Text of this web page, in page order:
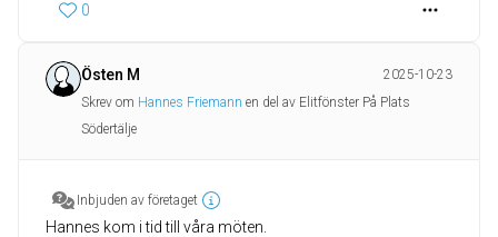
0
Östen M
2025-10-23
Skrev om Hannes Friemann en del av Elitfönster På Plats
Södertälje
Inbjuden av företaget
Hannes kom i tid till våra möten.